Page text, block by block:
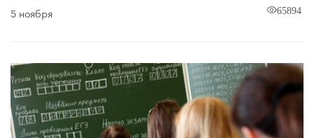
5 ноября 65894